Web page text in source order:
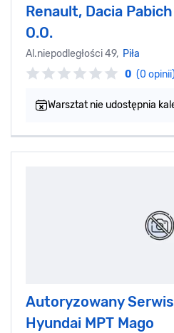
Renault, Dacia
O.O.
Al.niepodległości 49, Piła
0 (0 opinii)
Warsztat nie udostępnia
Autoryzowany Serwis
Hyundai MPT Mago